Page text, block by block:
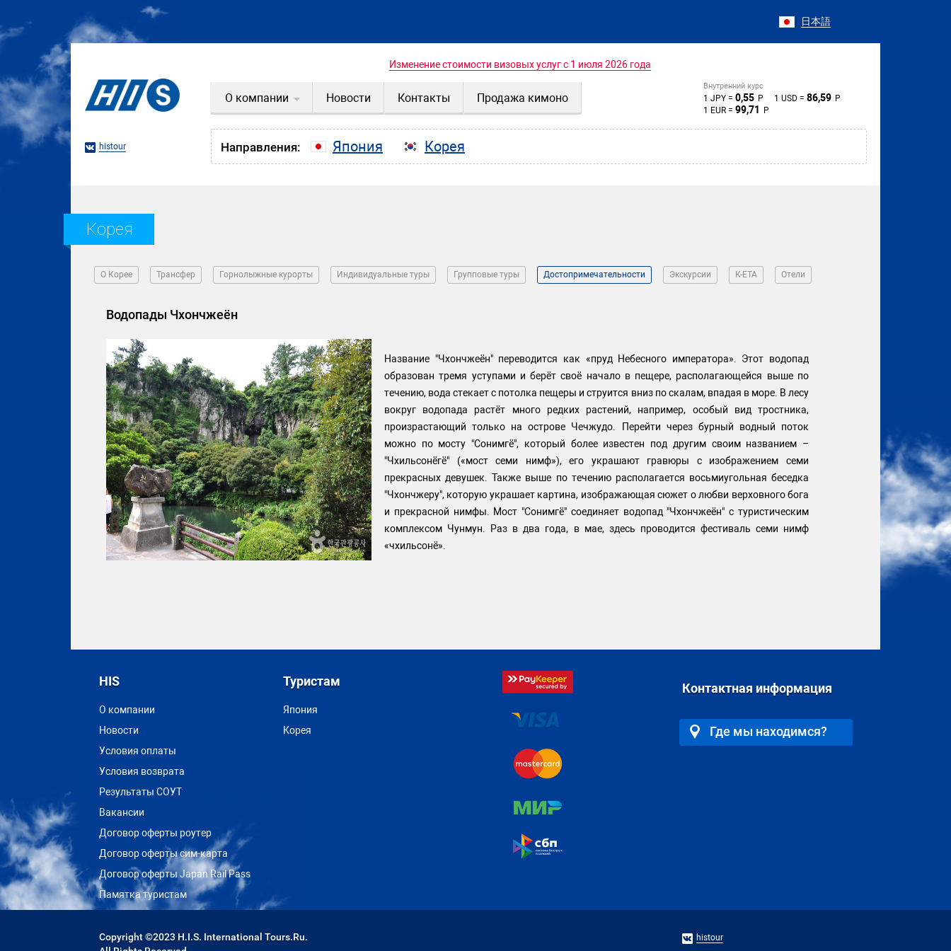
日本語
Изменение стоимости визовых услуг с 1 июля 2026 года
О компании Новости Контакты Продажа кимоно
Внутренний курс
1 JPY = 0,55 Р 1 USD = 86,59 Р
1 EUR = 99,71 Р
histour Направления: Япония Корея
Корея
О Корее Трансфер Горнолыжные курорты Индивидуальные туры Групповые туры Достопримечательности Экскурсии К-ЕТА Отели
Водопады Чхончжеён
Название "Чхончжеён" переводится как «пруд Небесного императора». Этот водопад
образован тремя уступами и берёт своё начало в пещере, располагающейся выше по
течению, вода стекает с потолка пещеры и струится вниз по скалам, впадая в море. В лесу
вокруг водопада растёт много редких растений, например, особый вид тростника,
произрастающий только на острове Чечжудо. Перейти через бурный водный поток
можно по мосту "Сонимгё", который более известен под другим своим названием –
"Чхильсонёгё" («мост семи нимф»), его украшают гравюры с изображением семи
прекрасных девушек. Также выше по течению располагается восьмиугольная беседка
"Чхончжеру", которую украшает картина, изображающая сюжет о любви верховного бога
и прекрасной нимфы. Мост "Сонимгё" соединяет водопад "Чхончжеён" с туристическим
комплексом Чунмун. Раз в два года, в мае, здесь проводится фестиваль семи нимф
«чхильсонё».
HIS
О компании
Новости
Условия оплаты
Условия возврата
Результаты СОУТ
Вакансии
Договор оферты роутер
Договор оферты сим-карта
Договор оферты Japan Rail Pass
Памятка туристам
Туристам
Япония
Корея
Контактная информация
Где мы находимся?
Copyright ©2023 H.I.S. International Tours.Ru.
histour